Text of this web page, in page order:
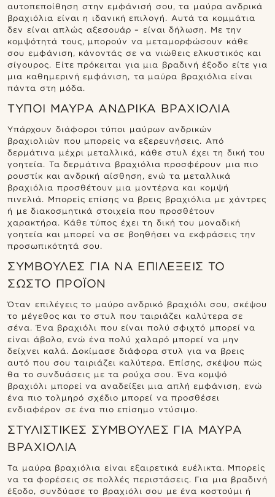
αυτοπεποίθηση στην εμφάνισή σου, τα μαύρα ανδρικά
βραχιόλια είναι η ιδανική επιλογή. Αυτά τα κομμάτια
δεν είναι απλώς αξεσουάρ – είναι δήλωση. Με την
κομψότητά τους, μπορούν να μεταμορφώσουν κάθε
σου εμφάνιση, κάνοντάς σε να νιώθεις ελκυστικός και
σίγουρος. Είτε πρόκειται για μια βραδινή έξοδο είτε για
μια καθημερινή εμφάνιση, τα μαύρα βραχιόλια είναι
πάντα στη μόδα.
ΤΎΠΟΙ ΜΑΎΡΑ ΑΝΔΡΙΚΆ ΒΡΑΧΙΌΛΙΑ
Υπάρχουν διάφοροι τύποι μαύρων ανδρικών
βραχιολιών που μπορείς να εξερευνήσεις. Από
δερμάτινα μέχρι μεταλλικά, κάθε στυλ έχει τη δική του
γοητεία. Τα δερμάτινα βραχιόλια προσφέρουν μια πιο
ρουστίκ και ανδρική αίσθηση, ενώ τα μεταλλικά
βραχιόλια προσθέτουν μια μοντέρνα και κομψή
πινελιά. Μπορείς επίσης να βρεις βραχιόλια με χάντρες
ή με διακοσμητικά στοιχεία που προσθέτουν
χαρακτήρα. Κάθε τύπος έχει τη δική του μοναδική
γοητεία και μπορεί να σε βοηθήσει να εκφράσεις την
προσωπικότητά σου.
ΣΥΜΒΟΥΛΈΣ ΓΙΑ ΝΑ ΕΠΙΛΈΞΕΙΣ ΤΟ
ΣΩΣΤΌ ΠΡΟΪΌΝ
Όταν επιλέγεις το μαύρο ανδρικό βραχιόλι σου, σκέψου
το μέγεθος και το στυλ που ταιριάζει καλύτερα σε
σένα. Ένα βραχιόλι που είναι πολύ σφιχτό μπορεί να
είναι άβολο, ενώ ένα πολύ χαλαρό μπορεί να μην
δείχνει καλά. Δοκίμασε διάφορα στυλ για να βρεις
αυτό που σου ταιριάζει καλύτερα. Επίσης, σκέψου πώς
θα το συνδυάσεις με τα ρούχα σου. Ένα κομψό
βραχιόλι μπορεί να αναδείξει μια απλή εμφάνιση, ενώ
ένα πιο τολμηρό σχέδιο μπορεί να προσθέσει
ενδιαφέρον σε ένα πιο επίσημο ντύσιμο.
ΣΤΥΛΙΣΤΙΚΈΣ ΣΥΜΒΟΥΛΈΣ ΓΙΑ ΜΑΎΡΑ
ΒΡΑΧΙΌΛΙΑ
Τα μαύρα βραχιόλια είναι εξαιρετικά ευέλικτα. Μπορείς
να τα φορέσεις σε πολλές περιστάσεις. Για μια βραδινή
έξοδο, συνδύασε το βραχιόλι σου με ένα κοστούμι ή